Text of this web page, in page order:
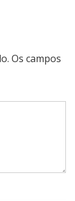
Os campos